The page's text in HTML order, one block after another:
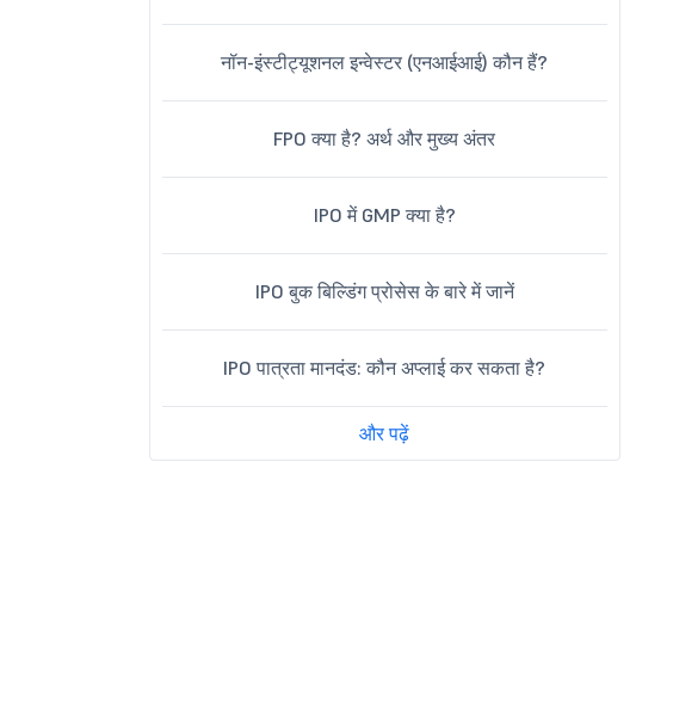
नॉन-इंस्टीट्यूशनल इन्वेस्टर (एनआईआई) कौन हैं?
FPO क्या है? अर्थ और मुख्य अंतर
IPO में GMP क्या है?
IPO बुक बिल्डिंग प्रोसेस के बारे में जानें
IPO पात्रता मानदंड: कौन अप्लाई कर सकता है?
और पढ़ें